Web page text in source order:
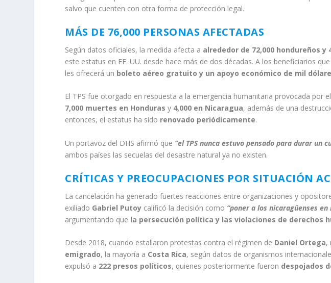
salvo que cuenten con otra forma de protección legal.
MÁS DE 76,000 PERSONAS AFECTADAS
Según datos oficiales, la medida afecta a alrededor de 72,000 hondureños y
este estatus en EE. UU. desde hace más de dos décadas. A los beneficiarios
les ofrecerá un boleto aéreo gratuito y un apoyo económico de mil
El TPS fue otorgado en respuesta a la emergencia humanitaria provocada por
7,000 muertes en Honduras y 4,000 en Nicaragua, además de una
entonces, el estatus ha sido renovado periódicamente.
Un portavoz del DHS afirmó que “el TPS nunca estuvo pensado para durar un
ambos países las secuelas del desastre natural ya no existen.
CRÍTICAS Y PREOCUPACIONES POR SITUACIÓN
La cancelación ha generado fuertes reacciones entre organizaciones y
exiliado Gabriel Putoy calificó la decisión como “poner a los nicaragüenses
argumentando que la persecución política y las violaciones de derechos
Desde 2018, cuando estallaron protestas contra el régimen de Daniel Ortega,
emigrado, la mayoría a Costa Rica, según datos de organismos
expulsó a 222 presos políticos, quienes posteriormente fueron despojados